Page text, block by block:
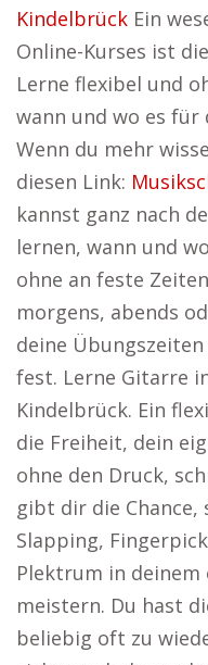
Kindelbrück Ein
Online-Kurses ist
Lerne flexibel und
wann und wo es für
Wenn du mehr
diesen Link:
kannst ganz nach
lernen, wann und
ohne an feste
morgens, abends
deine
fest. Lerne Gitarre
Kindelbrück. Ein
die Freiheit, dein
ohne den Druck,
gibt dir die Chance,
Slapping,
Plektrum in deinem
meistern. Du hast
beliebig oft zu